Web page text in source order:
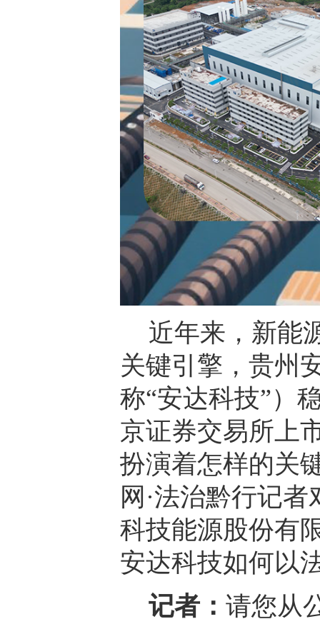
近年来，新能
关键引擎，贵州
称“安达科技”）
京证券交易所上
扮演着怎样的关
网·法治黔行记
科技能源股份有
安达科技如何以
记者： 请您从